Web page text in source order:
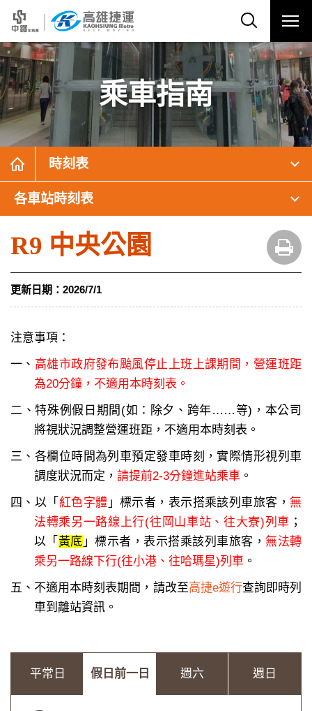
乘車指南
時刻表
各車站時刻表
R9 中央公園
更新日期： 2026/7/1
注意事項：
一、 高雄市政府發布颱風停止上班上課期間，營運班距
為20分鐘，不適用本時刻表。
二、特殊例假日期間(如：除夕、跨年……等)，本公司
將視狀況調整營運班距，不適用本時刻表。
三、各欄位時間為列車預定發車時刻，實際情形視列車
調度狀況而定， 請提前2-3分鐘進站乘車 。
四、以「 紅色字體 」標示者，表示搭乘該列車旅客，無
法轉乘另一路線上行(往岡山車站、往大寮)列車 ；
以「 黃底 」標示者，表示搭乘該列車旅客，無法轉
乘另一路線下行(往小港、往哈瑪星)列車 。
五、不適用本時刻表期間，請改至高捷e遊行查詢即時列
車到離站資訊。
平常日 假日前一日 週六 週日